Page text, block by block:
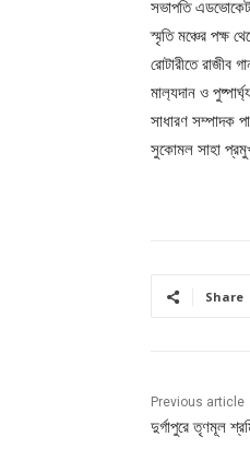
সভাপতি এডভোকেট
স্মৃতি মঞ্চের পক্ষ
রোটারীতে রাজীব
মাল‍্যদান ও
সাধারণ সম্পাদক
সুকোমল সাহা
Share
Previous article
দুর্গাপুরে তৃণমূল